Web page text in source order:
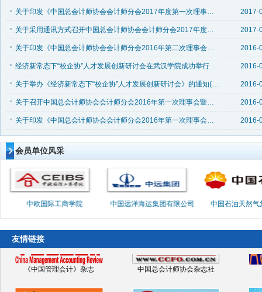
关于印发《中国总会计师协会会计师分会2017年度第一次理事会会议纪要》的通知（中总协会〔2017〕3号） 2017-
关于采用通讯方式召开中国总会计师协会会计师分会2017年度第一次理事会议的通知（中总协会〔2017〕2号） 2017-
关于印发《中国总会计师协会会计师分会2016年第二次理事会会议纪要》的通知(中总协会〔2016〕6号) 2016-
经济新常态下“校企协”人才发展创新研讨会在武汉学院成功举行 2016-
关于举办《经济新常态下“校企协”人才发展创新研讨会》的通知(中总协会〔2016〕4号) 2016-
关于召开中国总会计师协会会计师分会2016年第一次理事会暨地方联络处工作会议的通知(中总协会〔2016〕1 号) 2016-
关于印发《中国总会计师协会会计师分会2016年第一次理事会暨地方联络处工作会议会议纪要》的通知 2016-
会员单位风采
中国航空工业集团有限公司 中欧国际工商学院 中国远洋海运集
友情链接
中华人民共和国财政部 管理会计师（高级）项目网
《中国管理会计》杂志